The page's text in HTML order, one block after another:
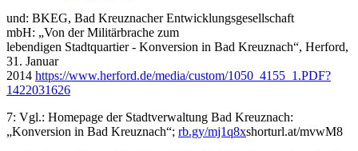
und: BKEG, Bad Kreuznacher Entwicklungsgesellschaft
mbH: „Von der Militärbrache zum
lebendigen Stadtquartier - Konversion in Bad Kreuznach“, Herford,
31. Januar
2014 https://www.herford.de/media/custom/1050_4155_1.PDF?
1422031626
7: Vgl.: Homepage der Stadtverwaltung Bad Kreuznach:
„Konversion in Bad Kreuznach“; rb.gy/mj1q8xshorturl.at/mvwM8